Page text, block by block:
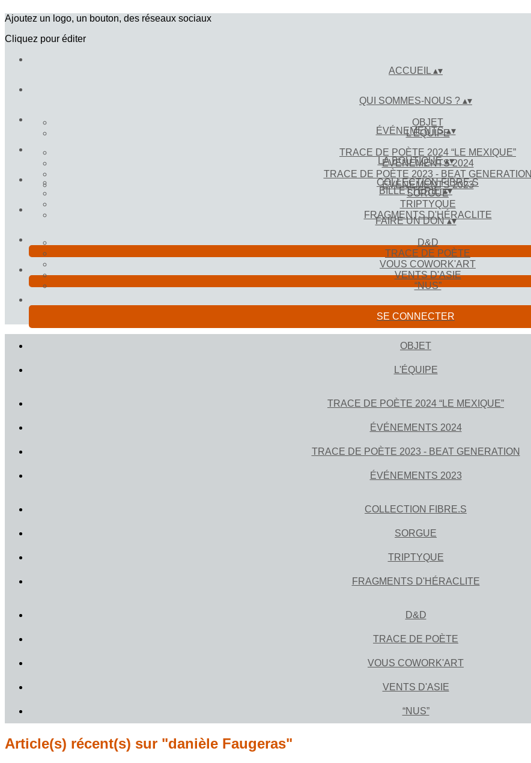
Ajoutez un logo, un bouton, des réseaux sociaux
Cliquez pour éditer
ACCUEIL ▴▾
QUI SOMMES-NOUS ? ▴▾
OBJET
L'ÉQUIPE
ÉVÉNEMENTS▴▾
TRACE DE POÈTE 2024 “LE MEXIQUE”
ÉVÉNEMENTS 2024
TRACE DE POÈTE 2023 - BEAT GENERATION
ÉVÉNEMENTS 2023
LA BOUTIQUE▴▾
COLLECTION FIBRE.S
SORGUE
TRIPTYQUE
FRAGMENTS D'HÉRACLITE
BILLETTERIE▴▾
FAIRE UN DON▴▾
D&D
TRACE DE POÈTE
VOUS COWORK'ART
VENTS D'ASIE
“NUS”
SE CONNECTER
OBJET
L'ÉQUIPE
TRACE DE POÈTE 2024 “LE MEXIQUE”
ÉVÉNEMENTS 2024
TRACE DE POÈTE 2023 - BEAT GENERATION
ÉVÉNEMENTS 2023
COLLECTION FIBRE.S
SORGUE
TRIPTYQUE
FRAGMENTS D'HÉRACLITE
D&D
TRACE DE POÈTE
VOUS COWORK'ART
VENTS D'ASIE
“NUS”
Article(s) récent(s) sur "danièle Faugeras"